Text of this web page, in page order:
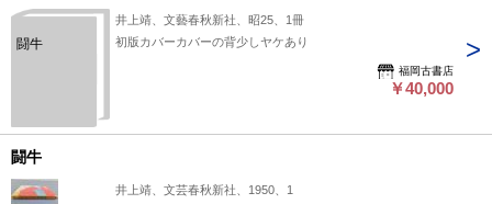
闘牛
井上靖、文藝春秋新社、昭25、1冊
初版カバーカバーの背少しヤケあり
福岡古書店
￥40,000
闘牛
井上靖、文芸春秋新社、1950、1